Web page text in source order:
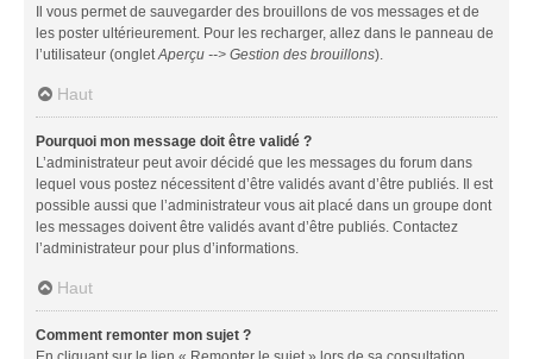
Il vous permet de sauvegarder des brouillons de vos messages et de
les poster ultérieurement. Pour les recharger, allez dans le panneau de
l’utilisateur (onglet Aperçu --> Gestion des brouillons).
Haut
Pourquoi mon message doit être validé ?
L’administrateur peut avoir décidé que les messages du forum dans
lequel vous postez nécessitent d’être validés avant d’être publiés. Il est
possible aussi que l’administrateur vous ait placé dans un groupe dont
les messages doivent être validés avant d’être publiés. Contactez
l’administrateur pour plus d’informations.
Haut
Comment remonter mon sujet ?